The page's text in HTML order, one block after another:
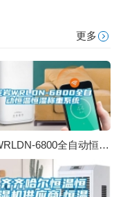
更多
龙岩WRLDN-6800全自动恒温恒湿称重系统